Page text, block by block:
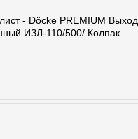
- Döcke PREMIUM Выход
ИЗЛ-110/500/ Колпак